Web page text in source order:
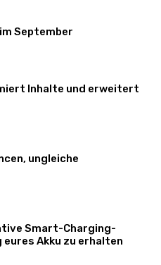
September
Inhalte und erweitert
ungleiche
Smart-Charging-
Akku zu erhalten